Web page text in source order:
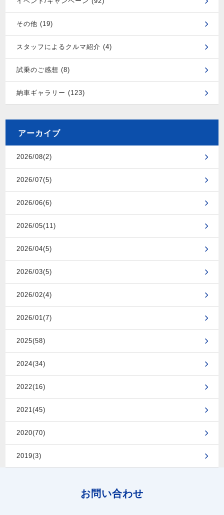
その他 (19)
スタッフによるクルマ紹介 (4)
試乗のご感想 (8)
納車ギャラリー (123)
アーカイブ
2026/08(2)
2026/07(5)
2026/06(6)
2026/05(11)
2026/04(5)
2026/03(5)
2026/02(4)
2026/01(7)
2025(58)
2024(34)
2022(16)
2021(45)
2020(70)
2019(3)
お問い合わせ